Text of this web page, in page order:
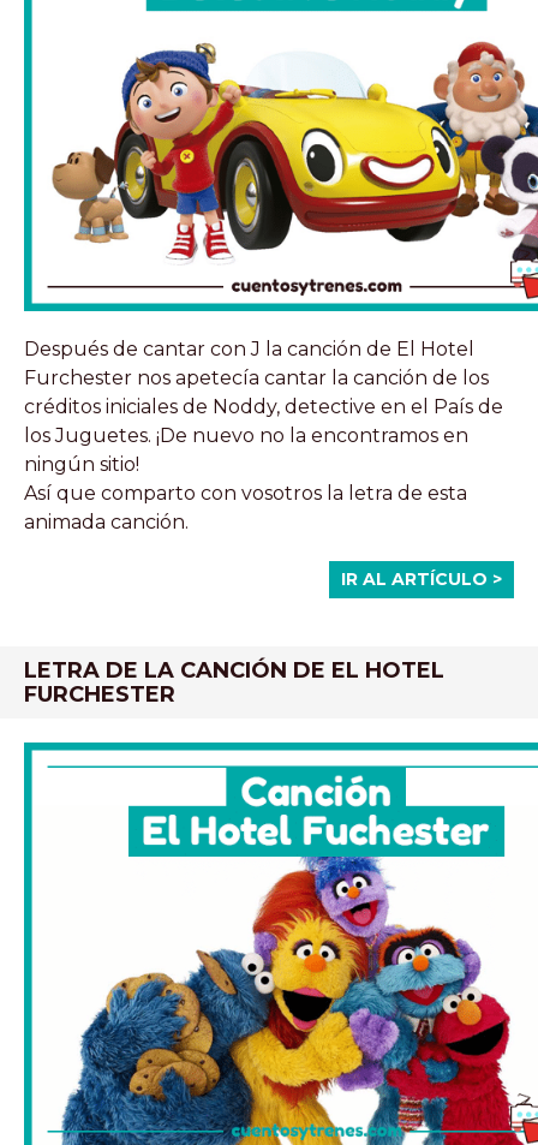
Después de cantar con J la canción de El Hotel
Furchester nos apetecía cantar la canción de los
créditos iniciales de Noddy, detective en el País de
los Juguetes. ¡De nuevo no la encontramos en
ningún sitio!
Así que comparto con vosotros la letra de esta
animada canción.
IR AL ARTÍCULO >
LETRA DE LA CANCIÓN DE EL HOTEL
FURCHESTER